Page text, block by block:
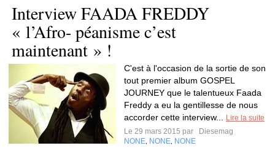
Interview FAADA FREDDY
« l’Afro- péanisme c’est
maintenant » !
C'est à l'occasion de la sortie de son
tout premier album GOSPEL
JOURNEY que le talentueux Faada
Freddy a eu la gentillesse de nous
accorder cette interview...
Lire la suite
Le 29 mars 2015 par
Diesemag
NONE NONE NONE